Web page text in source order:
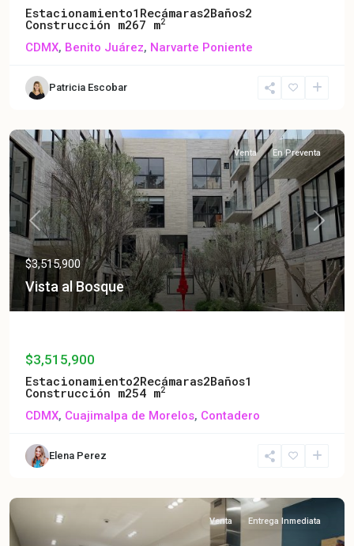
Estacionamiento1 Recámaras2Baños2
Construcción m267 m2
CDMX, Benito Juárez, Narvarte Poniente
Patricia Escobar
Previous Next
Venta En Preventa
$3,515,900
Vista al Bosque
$3,515,900
Estacionamiento2Recámaras2Baños1
Construcción m254 m2
CDMX, Cuajimalpa de Morelos, Contadero
Elena Perez
Venta Entrega Inmediata